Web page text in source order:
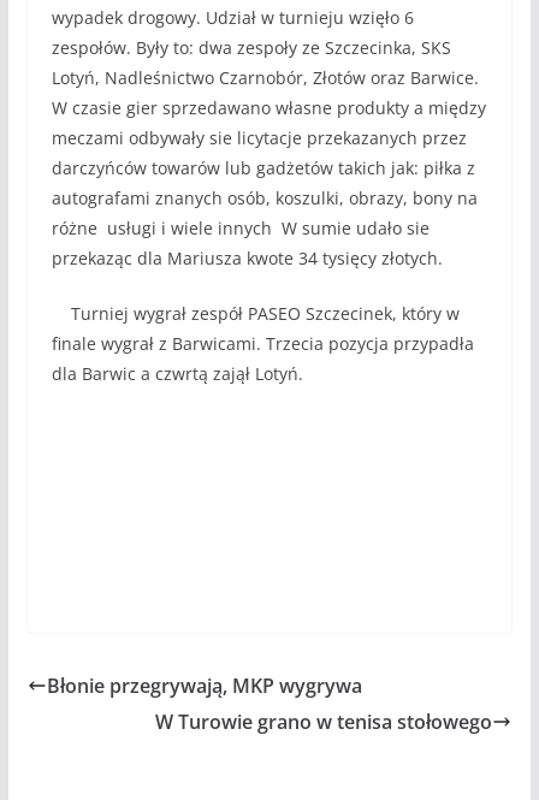
wypadek drogowy. Udział w turnieju wzięło 6
zespołów. Były to: dwa zespoły ze Szczecinka, SKS
Lotyń, Nadleśnictwo Czarnobór, Złotów oraz Barwice.
W czasie gier sprzedawano własne produkty a między
meczami odbywały sie licytacje przekazanych przez
darczyńców towarów lub gadżetów takich jak: piłka z
autografami znanych osób, koszulki, obrazy, bony na
różne usługi i wiele innych W sumie udało sie
przekaząc dla Mariusza kwote 34 tysięcy złotych.
Turniej wygrał zespół PASEO Szczecinek, który w
finale wygrał z Barwicami. Trzecia pozycja przypadła
dla Barwic a czwrtą zajął Lotyń.
Błonie przegrywają, MKP wygrywa
W Turowie grano w tenisa stołowego